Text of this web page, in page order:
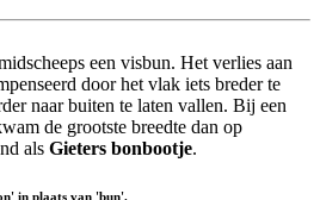
een visbun. Het verlies aan
door het vlak iets breder te
naar buiten te laten vallen. Bij een
de grootste breedte dan op
als Gieters bonbootje.
in plaats van 'bun'.